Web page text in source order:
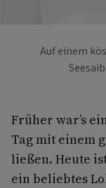
Auf einem
Früher war’s
Tag mit einem
ließen. Heute
ein beliebtes